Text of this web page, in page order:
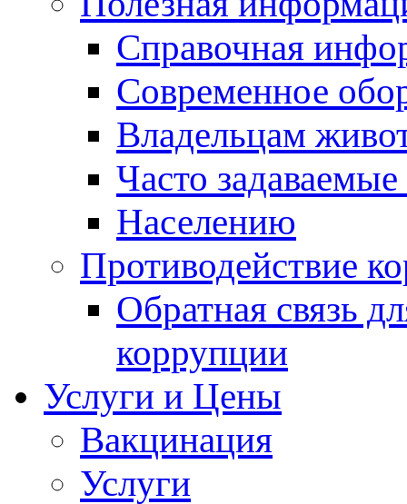
Справочная
Современное
Владельцам
Часто
Населению
Противодействие
Обратная связь
коррупции
Услуги и Цены
Вакцинация
Услуги